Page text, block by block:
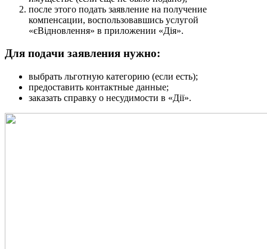
после этого подать заявление на получение
компенсации, воспользовавшись услугой
«єВідновлення» в приложении «Дія».
Для подачи заявления нужно:
выбрать льготную категорию (если есть);
предоставить контактные данные;
заказать справку о несудимости в «Дії».